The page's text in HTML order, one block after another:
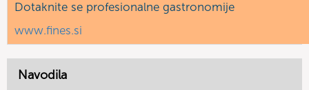
Dotaknite se profesionalne gastronomije
www.fines.si
Navodila